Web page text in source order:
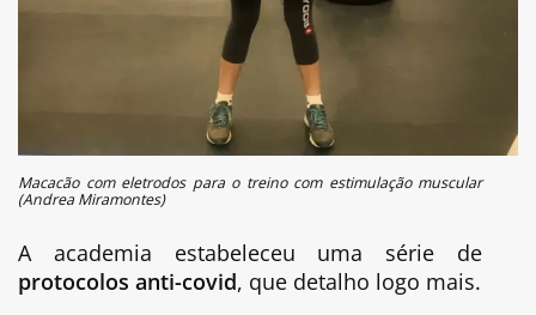
Macacão com eletrodos para o treino com estimulação muscular
(Andrea Miramontes)
A academia estabeleceu uma série de
protocolos anti-covid, que detalho logo mais.